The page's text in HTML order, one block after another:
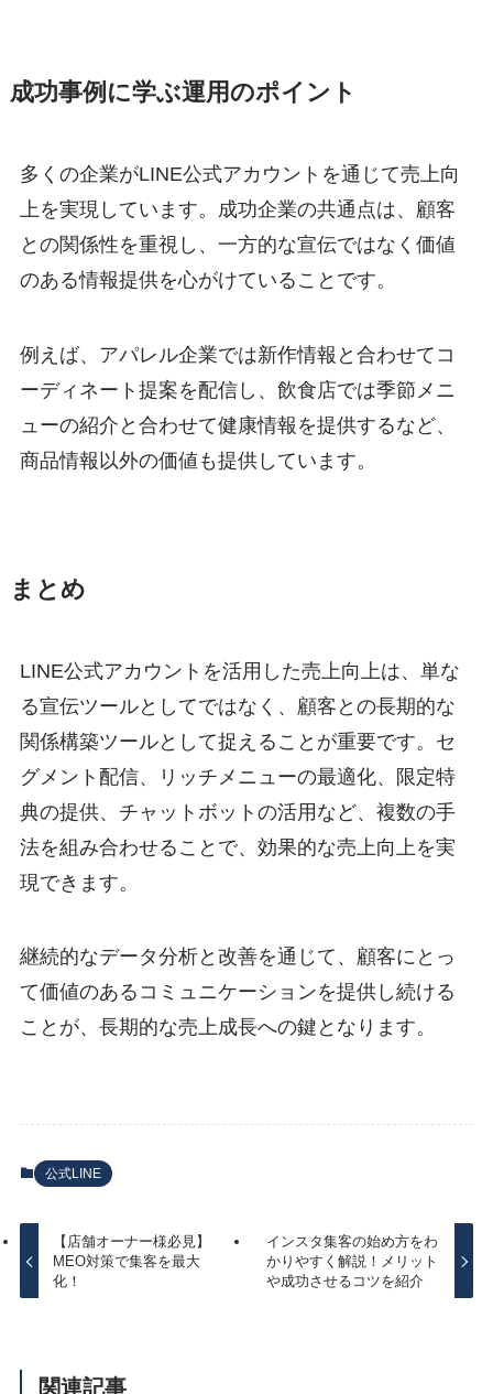
成功事例に学ぶ運用のポイント
多くの企業がLINE公式アカウントを通じて売上向
上を実現しています。成功企業の共通点は、顧客
との関係性を重視し、一方的な宣伝ではなく価値
のある情報提供を心がけていることです。
例えば、アパレル企業では新作情報と合わせてコ
ーディネート提案を配信し、飲食店では季節メニ
ューの紹介と合わせて健康情報を提供するなど、
商品情報以外の価値も提供しています。
まとめ
LINE公式アカウントを活用した売上向上は、単な
る宣伝ツールとしてではなく、顧客との長期的な
関係構築ツールとして捉えることが重要です。セ
グメント配信、リッチメニューの最適化、限定特
典の提供、チャットボットの活用など、複数の手
法を組み合わせることで、効果的な売上向上を実
現できます。
継続的なデータ分析と改善を通じて、顧客にとっ
て価値のあるコミュニケーションを提供し続ける
ことが、長期的な売上成長への鍵となります。
公式LINE
【店舗オーナー様必見】
MEO対策で集客を最大
化！
インスタ集客の始め方をわ
かりやすく解説！メリット
や成功させるコツを紹介
関連記事